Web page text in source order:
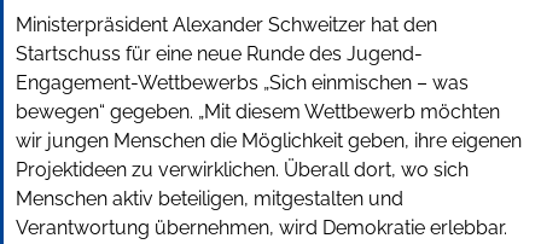
Ministerpräsident Alexander Schweitzer hat den
Startschuss für eine neue Runde des Jugend-
Engagement-Wettbewerbs „Sich einmischen – was
bewegen“ gegeben. „Mit diesem Wettbewerb möchten
wir jungen Menschen die Möglichkeit geben, ihre eigenen
Projektideen zu verwirklichen. Überall dort, wo sich
Menschen aktiv beteiligen, mitgestalten und
Verantwortung übernehmen, wird Demokratie erlebbar.